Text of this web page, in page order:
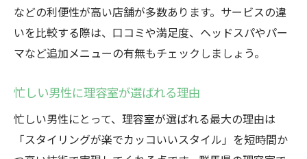
などの利便性が高い店舗が多数あります。サービスの違
いを比較する際は、口コミや満足度、ヘッドスパやパー
マなど追加メニューの有無もチェックしましょう。
忙しい男性に理容室が選ばれる理由
忙しい男性にとって、理容室が選ばれる最大の理由は
「スタイリングが楽でカッコいいスタイル」を短時間か